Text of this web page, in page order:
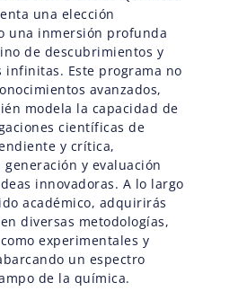
una elección
una inmersión profunda
de descubrimientos y
infinitas. Este programa no
avanzados,
modela la capacidad de
científicas de
y crítica,
y evaluación
innovadoras. A lo largo
académico, adquirirás
diversas metodologías,
experimentales y
un espectro
de la química.